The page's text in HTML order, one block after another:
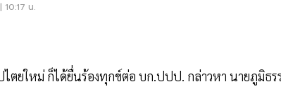
น.
ตยใหม่ ก็ได้ยื่นร้องทุกข์ต่อ บก.ปปป. กล่าวหา นายภูมิธร